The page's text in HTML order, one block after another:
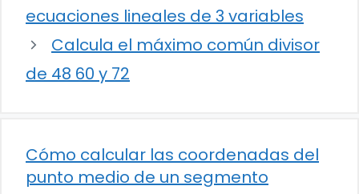
ecuaciones lineales de 3 variables
Calcula el máximo común divisor
de 48 60 y 72
Cómo calcular las coordenadas del
punto medio de un segmento